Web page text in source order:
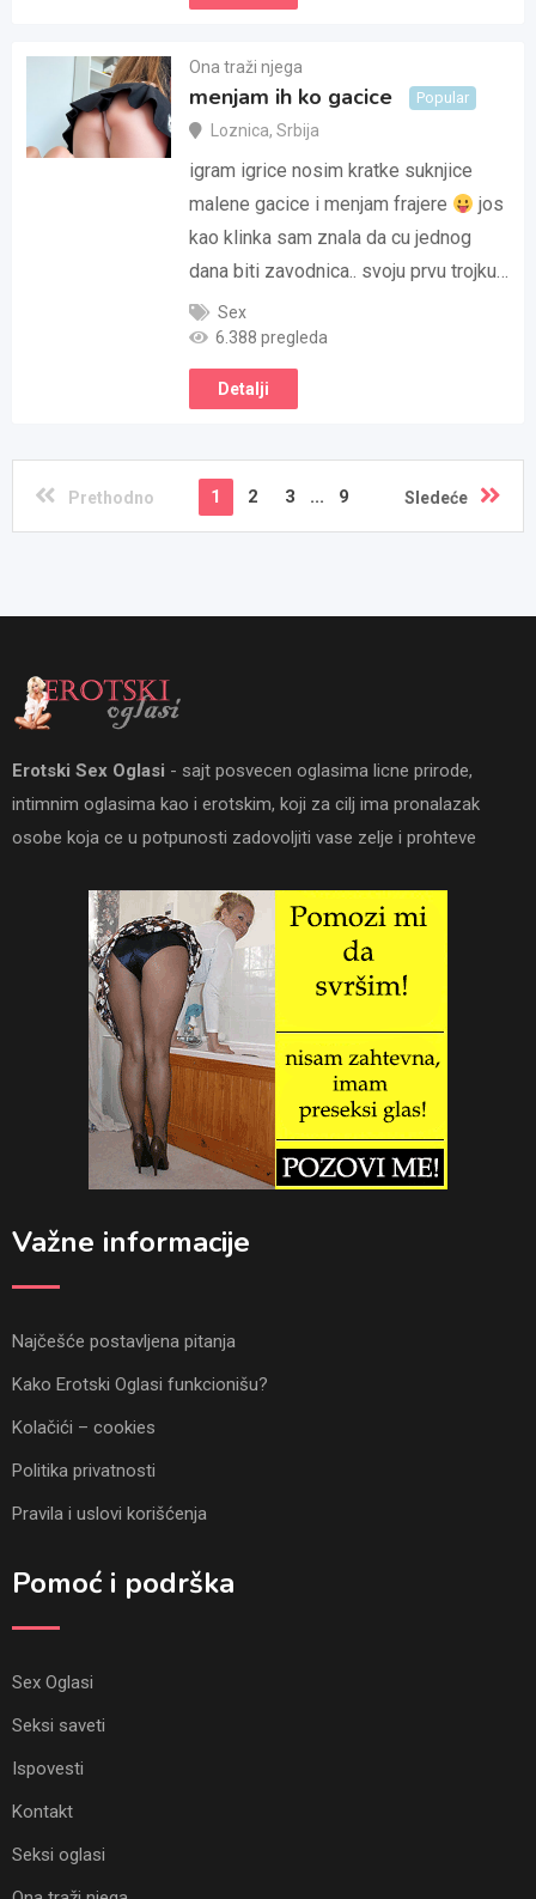
Ona traži njega
menjam ih ko gacice Popular
Loznica, Srbija
igram igrice nosim kratke suknjice
malene gacice i menjam frajere
jos
kao klinka sam znala da cu jednog
dana biti zavodnica.. svoju prvu trojku…
Sex
6.388 pregleda
Detalji
Prethodno 1 2 3 ... 9 Sledeće
Erotski Sex Oglasi - sajt posvecen oglasima licne prirode,
intimnim oglasima kao i erotskim, koji za cilj ima pronalazak
osobe koja ce u potpunosti zadovoljiti vase zelje i prohteve
Važne informacije
Najčešće postavljena pitanja
Kako Erotski Oglasi funkcionišu?
Kolačići – cookies
Politika privatnosti
Pravila i uslovi korišćenja
Pomoć i podrška
Sex Oglasi
Seksi saveti
Ispovesti
Kontakt
Seksi oglasi